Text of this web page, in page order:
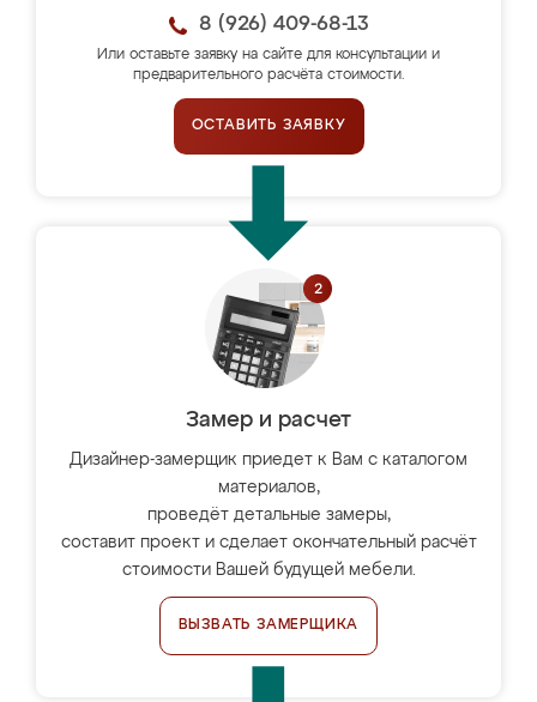
8 (926) 409-68-13
Или оставьте заявку на сайте для консультации и
предварительного расчёта стоимости.
ОСТАВИТЬ ЗАЯВКУ
Замер и расчет
Дизайнер-замерщик приедет к Вам с каталогом
материалов,
проведёт детальные замеры,
составит проект и сделает окончательный расчёт
стоимости Вашей будущей мебели.
ВЫЗВАТЬ ЗАМЕРЩИКА